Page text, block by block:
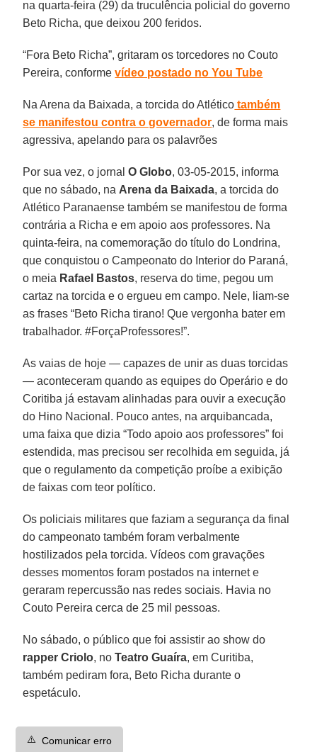
na quarta-feira (29) da truculência policial do governo
Beto Richa, que deixou 200 feridos.
“Fora Beto Richa”, gritaram os torcedores no Couto
Pereira, conformevídeo postado no You Tube
Na Arena da Baixada, a torcida do Atlético também
se manifestou contra o governador, de forma mais
agressiva, apelando para os palavrões
Por sua vez, o jornalO Globo, 03-05-2015, informa
que no sábado, na Arena da Baixada, a torcida do
Atlético Paranaense também se manifestou de forma
contrária a Richa e em apoio aos professores. Na
quinta-feira, na comemoração do título do Londrina,
que conquistou o Campeonato do Interior do Paraná,
o meia Rafael Bastos, reserva do time, pegou um
cartaz na torcida e o ergueu em campo. Nele, liam-se
as frases “Beto Richa tirano! Que vergonha bater em
trabalhador. #ForçaProfessores!”.
As vaias de hoje — capazes de unir as duas torcidas
— aconteceram quando as equipes do Operário e do
Coritiba já estavam alinhadas para ouvir a execução
do Hino Nacional. Pouco antes, na arquibancada,
uma faixa que dizia “Todo apoio aos professores” foi
estendida, mas precisou ser recolhida em seguida, já
que o regulamento da competição proíbe a exibição
de faixas com teor político.
Os policiais militares que faziam a segurança da final
do campeonato também foram verbalmente
hostilizados pela torcida. Vídeos com gravações
desses momentos foram postados na internet e
geraram repercussão nas redes sociais. Havia no
Couto Pereira cerca de 25 mil pessoas.
No sábado, o público que foi assistir ao show do
rapper Criolo, noTeatro Guaíra, em Curitiba,
também pediram fora, Beto Richa durante o
espetáculo.
⚠️ Comunicar erro